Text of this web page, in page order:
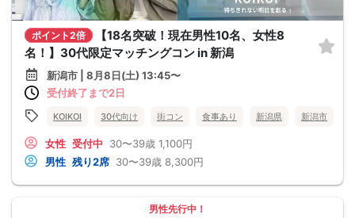
ポイント2倍
【18名突破！現在男性10名、女性8
名！】30代限定マッチングコン in 新潟
新潟市 | 8月8日(土) 13:45〜
受付終了まで2日
KOIKOI 30代向け 街コン 食事あり 新潟県 新潟市
女性 受付中 30〜39歳 1,100円
男性 残り2席 30〜39歳 8,300円
男性先行中！